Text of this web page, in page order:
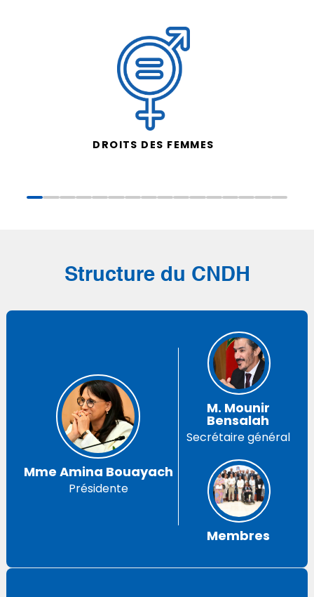
DROITS DES FEMMES
Structure du CNDH
Mme Amina Bouayach
Présidente
M. Mounir
Bensalah
Secrétaire général
Membres